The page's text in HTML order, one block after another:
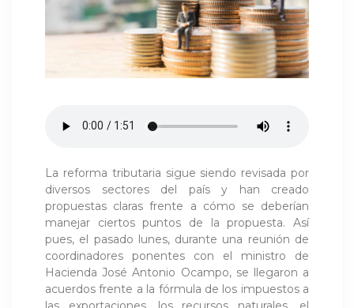
La reforma tributaria sigue siendo revisada por
diversos sectores del país y han creado
propuestas claras frente a cómo se deberían
manejar ciertos puntos de la propuesta. Así
pues, el pasado lunes, durante una reunión de
coordinadores ponentes con el ministro de
Hacienda José Antonio Ocampo, se llegaron a
acuerdos frente a la fórmula de los impuestos a